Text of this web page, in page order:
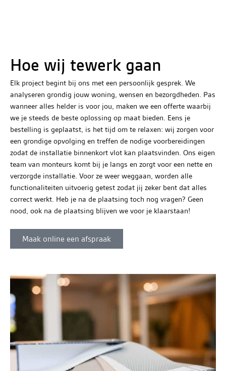
Hoe wij tewerk gaan
Elk project begint bij ons met een persoonlijk gesprek. We
analyseren grondig jouw woning, wensen en bezorgdheden. Pas
wanneer alles helder is voor jou, maken we een offerte waarbij
we je steeds de beste oplossing op maat bieden. Eens je
bestelling is geplaatst, is het tijd om te relaxen: wij zorgen voor
een grondige opvolging en treffen de nodige voorbereidingen
zodat de installatie binnenkort vlot kan plaatsvinden. Ons eigen
team van monteurs komt bij je langs en zorgt voor een nette en
verzorgde installatie. Voor ze weer weggaan, worden alle
functionaliteiten uitvoerig getest zodat jij zeker bent dat alles
correct werkt. Heb je na de plaatsing toch nog vragen? Geen
nood, ook na de plaatsing blijven we voor je klaarstaan!
Maak online een afspraak